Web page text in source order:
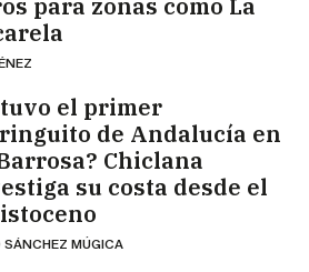
para zonas como La
el primer
de Andalucía en
Chiclana
su costa desde el
SÁNCHEZ MÚGICA